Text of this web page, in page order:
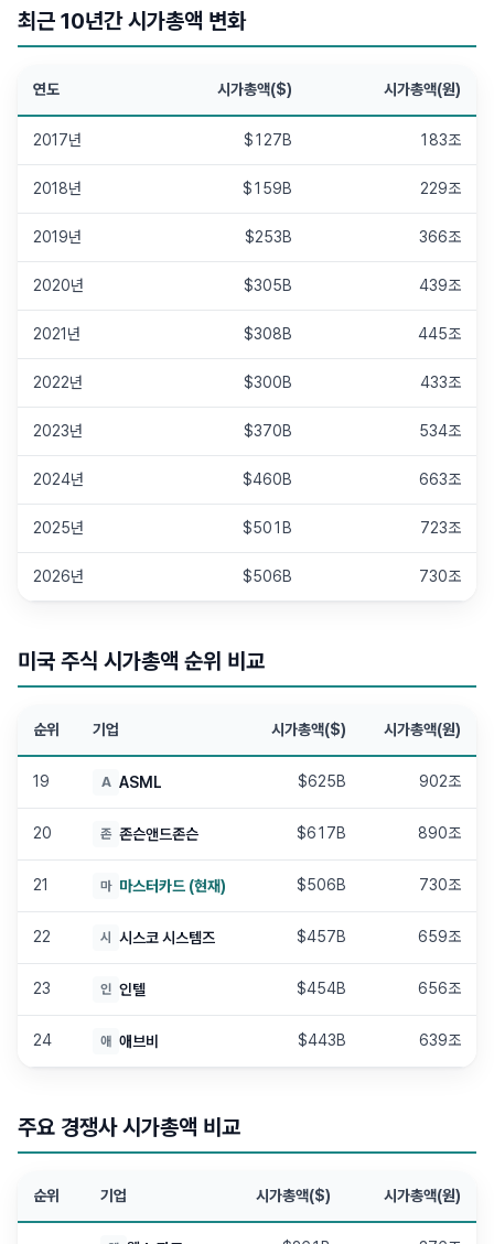
최근 10년간 시가총액 변화
연도 시가총액($) 시가총액(원)
2017년 $127B 183조
2018년 $159B 229조
2019년 $253B 366조
2020년 $305B 439조
2021년 $308B 445조
2022년 $300B 433조
2023년 $370B 534조
2024년 $460B 663조
2025년 $501B 723조
2026년 $506B 730조
미국 주식 시가총액 순위 비교
순위 기업 시가총액($) 시가총액(원)
19 A ASML $625B 902조
20 존 존슨앤드존슨 $617B 890조
21 마 마스터카드 (현재) $506B 730조
22 시 시스코 시스템즈 $457B 659조
23 인 인텔 $454B 656조
24 애 애브비 $443B 639조
주요 경쟁사 시가총액 비교
순위 기업 시가총액($) 시가총액(원)